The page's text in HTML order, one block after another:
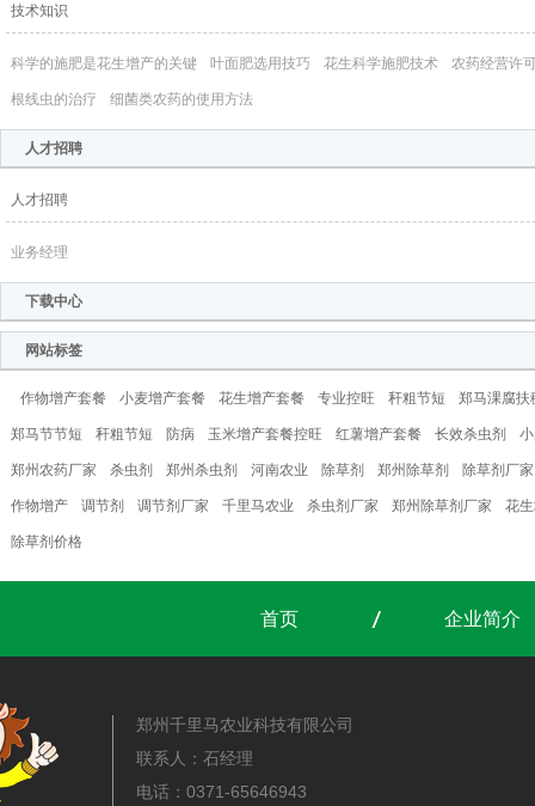
技术知识
科学的施肥是花生增产的关键 叶面肥选用技巧 花生科学施肥技术 农药经营许
根线虫的治疗 细菌类农药的使用方法
人才招聘
人才招聘
业务经理
下载中心
网站标签
作物增产套餐 小麦增产套餐 花生增产套餐 专业控旺 秆粗节短 郑马淉腐扶
郑马节节短 秆粗节短 防病 玉米增产套餐控旺 红薯增产套餐 长效杀虫剂
郑州农药厂家 杀虫剂 郑州杀虫剂 河南农业 除草剂 郑州除草剂 除草剂厂家
作物增产 调节剂 调节剂厂家 千里马农业 杀虫剂厂家 郑州除草剂厂家 花
除草剂价格
首页 企业简介
郑州千里马农业科技有限公司
联系人：石经理
电话：0371-65646943